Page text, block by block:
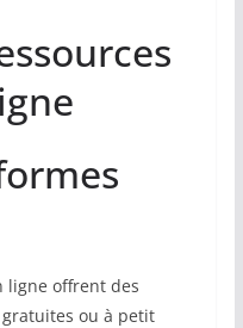
ligne offrent des
ou à petit